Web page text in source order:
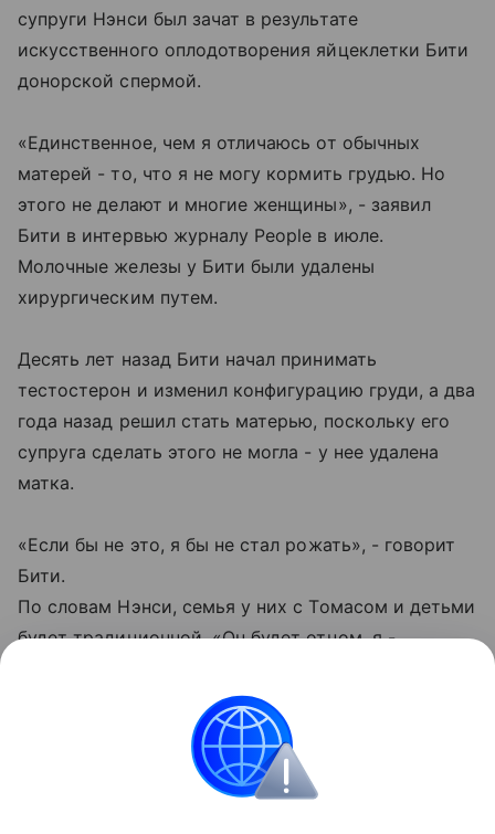
супруги Нэнси был зачат в результате
искусственного оплодотворения яйцеклетки Бити
донорской спермой.
«Единственное, чем я отличаюсь от обычных
матерей - то, что я не могу кормить грудью. Но
этого не делают и многие женщины», - заявил
Бити в интервью журналу People в июле.
Молочные железы у Бити были удалены
хирургическим путем.
Десять лет назад Бити начал принимать
тестостерон и изменил конфигурацию груди, а два
года назад решил стать матерью, поскольку его
супруга сделать этого не могла - у нее удалена
матка.
«Если бы не это, я бы не стал рожать», - говорит
Бити.
По словам Нэнси, семья у них с Томасом и детьми
будет традиционной. «Он будет отцом, я -
У супругов Бити есть собственный бизнес -
производство сувенирных футболок, их брак
зарегистрирован в соответствии с местными